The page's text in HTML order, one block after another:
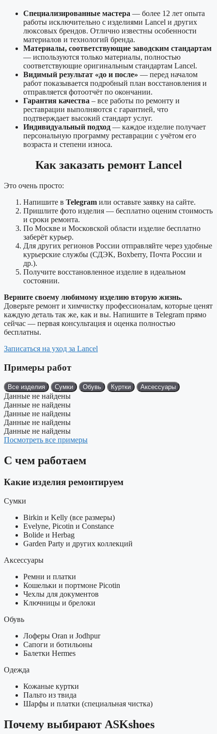
Специализированные мастера — более 12 лет опыта
работы исключительно с изделиями Lancel и других
люксовых брендов. Отлично известны особенности
материалов и технологий бренда.
Материалы, соответствующие заводским стандартам
— используются только материалы, полностью
соответствующие оригинальным стандартам Lancel.
Видимый результат «до и после» — перед началом
работ показывается подробный план восстановления и
отправляется фотоотчёт по окончании.
Гарантия качества – все работы по ремонту и
реставрации выполняются с гарантией, что
подтверждает высокий стандарт услуг.
Индивидуальный подход — каждое изделие получает
персональную программу реставрации с учётом его
возраста и степени износа.
Как заказать ремонт Lancel
Это очень просто:
Напишите в Telegram или оставьте заявку на сайте.
Пришлите фото изделия — бесплатно оценим стоимость
и сроки ремонта.
По Москве и Московской области изделие бесплатно
заберёт курьер.
Для других регионов России отправляйте через удобные
курьерские службы (СДЭК, Boxberry, Почта России и
др.).
Получите восстановленное изделие в идеальном
состоянии.
Верните своему любимому изделию вторую жизнь.
Доверьте ремонт и химчистку профессионалам, которые ценят
каждую деталь так же, как и вы. Напишите в Telegram прямо
сейчас — первая консультация и оценка полностью
бесплатны.
Записаться на уход за Lancel
Примеры работ
Все изделия Сумки Обувь Куртки Аксессуары
Данные не найдены
Данные не найдены
Данные не найдены
Данные не найдены
Данные не найдены
Посмотреть все примеры
С чем работаем
Какие изделия ремонтируем
Сумки
Birkin и Kelly (все размеры)
Evelyne, Picotin и Constance
Bolide и Herbag
Garden Party и других коллекций
Аксессуары
Ремни и платки
Кошельки и портмоне Picotin
Чехлы для документов
Ключницы и брелоки
Обувь
Лоферы Oran и Jodhpur
Сапоги и ботильоны
Балетки Hermes
Одежда
Кожаные куртки
Пальто из твида
Шарфы и платки (специальная чистка)
Почему выбирают ASKshoes